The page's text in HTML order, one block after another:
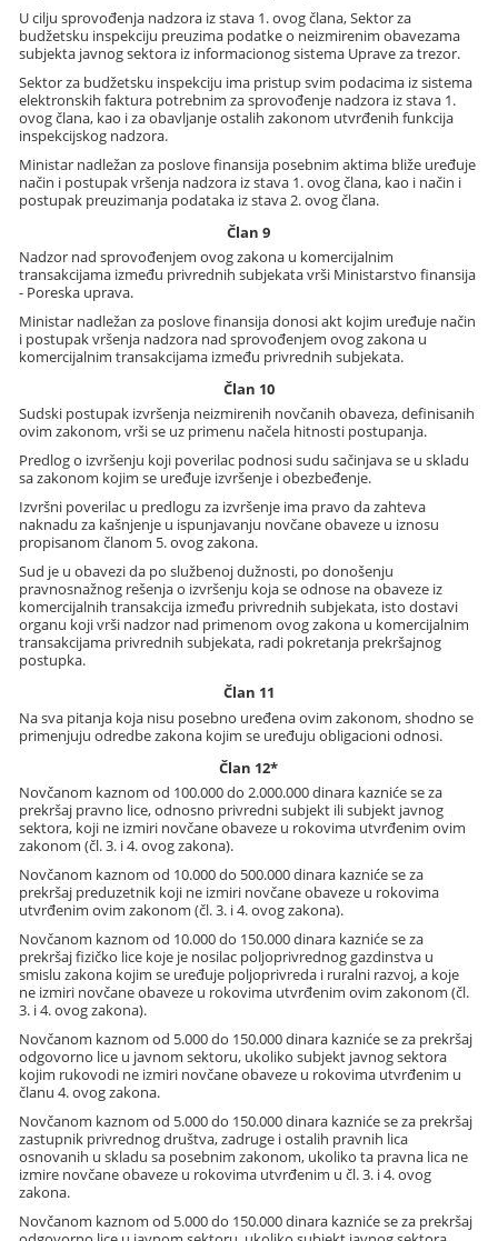
U cilju sprovođenja nadzora iz stava 1. ovog člana, Sektor za
budžetsku inspekciju preuzima podatke o neizmirenim obavezama
subjekta javnog sektora iz informacionog sistema Uprave za trezor.
Sektor za budžetsku inspekciju ima pristup svim podacima iz sistema
elektronskih faktura potrebnim za sprovođenje nadzora iz stava 1.
ovog člana, kao i za obavljanje ostalih zakonom utvrđenih funkcija
inspekcijskog nadzora.
Ministar nadležan za poslove finansija posebnim aktima bliže uređuje
način i postupak vršenja nadzora iz stava 1. ovog člana, kao i način i
postupak preuzimanja podataka iz stava 2. ovog člana.
Član 9
Nadzor nad sprovođenjem ovog zakona u komercijalnim
transakcijama između privrednih subjekata vrši Ministarstvo finansija
- Poreska uprava.
Ministar nadležan za poslove finansija donosi akt kojim uređuje način
i postupak vršenja nadzora nad sprovođenjem ovog zakona u
komercijalnim transakcijama između privrednih subjekata.
Član 10
Sudski postupak izvršenja neizmirenih novčanih obaveza, definisanih
ovim zakonom, vrši se uz primenu načela hitnosti postupanja.
Predlog o izvršenju koji poverilac podnosi sudu sačinjava se u skladu
sa zakonom kojim se uređuje izvršenje i obezbeđenje.
Izvršni poverilac u predlogu za izvršenje ima pravo da zahteva
naknadu za kašnjenje u ispunjavanju novčane obaveze u iznosu
propisanom članom 5. ovog zakona.
Sud je u obavezi da po službenoj dužnosti, po donošenju
pravnosnažnog rešenja o izvršenju koja se odnose na obaveze iz
komercijalnih transakcija između privrednih subjekata, isto dostavi
organu koji vrši nadzor nad primenom ovog zakona u komercijalnim
transakcijama privrednih subjekata, radi pokretanja prekršajnog
postupka.
Član 11
Na sva pitanja koja nisu posebno uređena ovim zakonom, shodno se
primenjuju odredbe zakona kojim se uređuju obligacioni odnosi.
Član 12*
Novčanom kaznom od 100.000 do 2.000.000 dinara kazniće se za
prekršaj pravno lice, odnosno privredni subjekt ili subjekt javnog
sektora, koji ne izmiri novčane obaveze u rokovima utvrđenim ovim
zakonom (čl. 3. i 4. ovog zakona).
Novčanom kaznom od 10.000 do 500.000 dinara kazniće se za
prekršaj preduzetnik koji ne izmiri novčane obaveze u rokovima
utvrđenim ovim zakonom (čl. 3. i 4. ovog zakona).
Novčanom kaznom od 10.000 do 150.000 dinara kazniće se za
prekršaj fizičko lice koje je nosilac poljoprivrednog gazdinstva u
smislu zakona kojim se uređuje poljoprivreda i ruralni razvoj, a koje
ne izmiri novčane obaveze u rokovima utvrđenim ovim zakonom (čl.
3. i 4. ovog zakona).
Novčanom kaznom od 5.000 do 150.000 dinara kazniće se za prekršaj
odgovorno lice u javnom sektoru, ukoliko subjekt javnog sektora
kojim rukovodi ne izmiri novčane obaveze u rokovima utvrđenim u
članu 4. ovog zakona.
Novčanom kaznom od 5.000 do 150.000 dinara kazniće se za prekršaj
zastupnik privrednog društva, zadruge i ostalih pravnih lica
osnovanih u skladu sa posebnim zakonom, ukoliko ta pravna lica ne
izmire novčane obaveze u rokovima utvrđenim u čl. 3. i 4. ovog
zakona.
Novčanom kaznom od 5.000 do 150.000 dinara kazniće se za prekršaj